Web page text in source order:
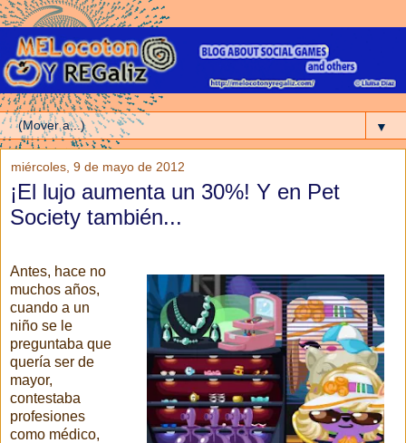
▼
miércoles, 9 de mayo de 2012
¡El lujo aumenta un 30%! Y en Pet
Society también...
Antes, hace no
muchos años,
cuando a un
niño se le
preguntaba que
quería ser de
mayor,
contestaba
profesiones
como médico,